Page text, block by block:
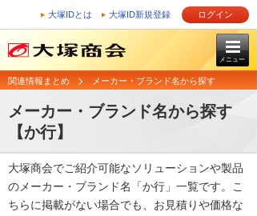
大塚IDとは 大塚ID新規登録 ログイン
メニュー
関連情報まとめ メーカー・ブランド名から探す
メーカー・ブランド名から探す
【か行】
大塚商会でご紹介可能なソリューションや製品
のメーカー・ブランド名「か行」一覧です。こ
ちらに掲載がない場合でも、お見積りや価格な